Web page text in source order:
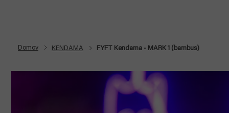
Domov KENDAMA FYFT Kendama - MARK 1 (bambus)